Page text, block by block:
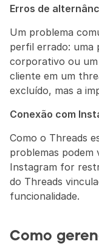
Erros de
Um problema
perfil errado: uma
corporativo ou
cliente em um
excluído, mas a
Conexão com
Como o Threads
problemas
Instagram for
do Threads
funcionalidade.
Como